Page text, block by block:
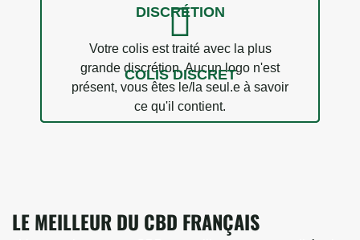
COLIS DISCRET
DISCRÉTION
Votre colis est traité avec la plus
grande discrétion. Aucun logo n'est
présent, vous êtes le/la seul.e à savoir
ce qu'il contient.
LE MEILLEUR DU CBD FRANÇAIS